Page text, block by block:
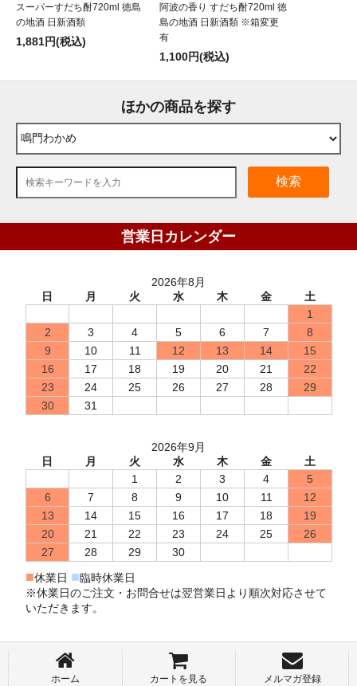
スーパーすだち酎720ml 徳島
の地酒 日新酒類
1,881円(税込)
阿波の香り すだち酎720ml 徳
島の地酒 日新酒類 ※箱変更
有
1,100円(税込)
ほかの商品を探す
検索
営業日カレンダー
2026年8月
日
月 火 水 木 金
土
1
2
3 4 5 6 7
8
9
10 11 12 13 14
15
16
17 18 19 20 21
22
23
24 25 26 27 28
29
30
31
2026年9月
日
月 火 水 木 金
土
1
2 3 4
5
6
7 8 9 10 11
12
13
14 15 16 17 18
19
20
21 22 23 24 25
26
27
28 29 30
■休業日 ■臨時休業日
※休業日のご注文・お問合せは翌営業日より順次対応させて
いただきます。
ホーム カートを見る メルマガ登録